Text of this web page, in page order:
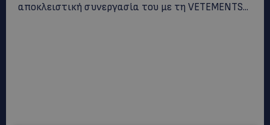
αποκλειστική συνεργασία του με τη VETEMENTS...